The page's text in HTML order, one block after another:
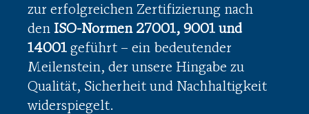
zur erfolgreichen Zertifizierung nach
den ISO-Normen 27001, 9001 und
14001 geführt – ein bedeutender
Meilenstein, der unsere Hingabe zu
Qualität, Sicherheit und Nachhaltigkeit
widerspiegelt.